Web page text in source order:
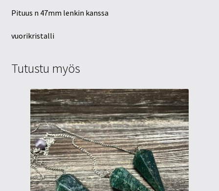
Pituus n 47mm lenkin kanssa
vuorikristalli
Tutustu myös